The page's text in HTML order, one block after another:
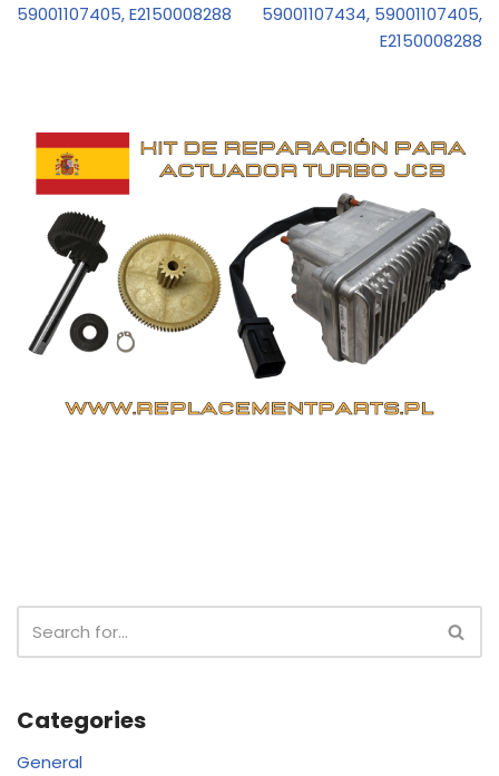
59001107405, E2150008288
59001107434, 59001107405,
E2150008288
Categories
General